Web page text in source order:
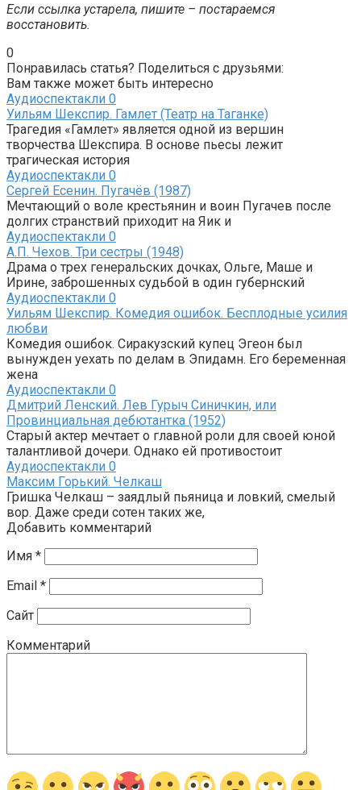
Если ссылка устарела, пишите – постараемся
восстановить.
0
Понравилась статья? Поделиться с друзьями:
Вам также может быть интересно
Аудиоспектакли 0
Уильям Шекспир. Гамлет (Театр на Таганке)
Трагедия «Гамлет» является одной из вершин
творчества Шекспира. В основе пьесы лежит
трагическая история
Аудиоспектакли 0
Сергей Есенин. Пугачёв (1987)
Мечтающий о воле крестьянин и воин Пугачев после
долгих странствий приходит на Яик и
Аудиоспектакли 0
А.П. Чехов. Три сестры (1948)
Драма о трех генеральских дочках, Ольге, Маше и
Ирине, заброшенных судьбой в один губернский
Аудиоспектакли 0
Уильям Шекспир. Комедия ошибок. Бесплодные усилия
любви
Комедия ошибок. Сиракузский купец Эгеон был
вынужден уехать по делам в Эпидамн. Его беременная
жена
Аудиоспектакли 0
Дмитрий Ленский. Лев Гурыч Синичкин, или
Провинциальная дебютантка (1952)
Старый актер мечтает о главной роли для своей юной
талантливой дочери. Однако ей противостоит
Аудиоспектакли 0
Максим Горький. Челкаш
Гришка Челкаш – заядлый пьяница и ловкий, смелый
вор. Даже среди сотен таких же,
Добавить комментарий
Имя *
Email *
Сайт
Комментарий